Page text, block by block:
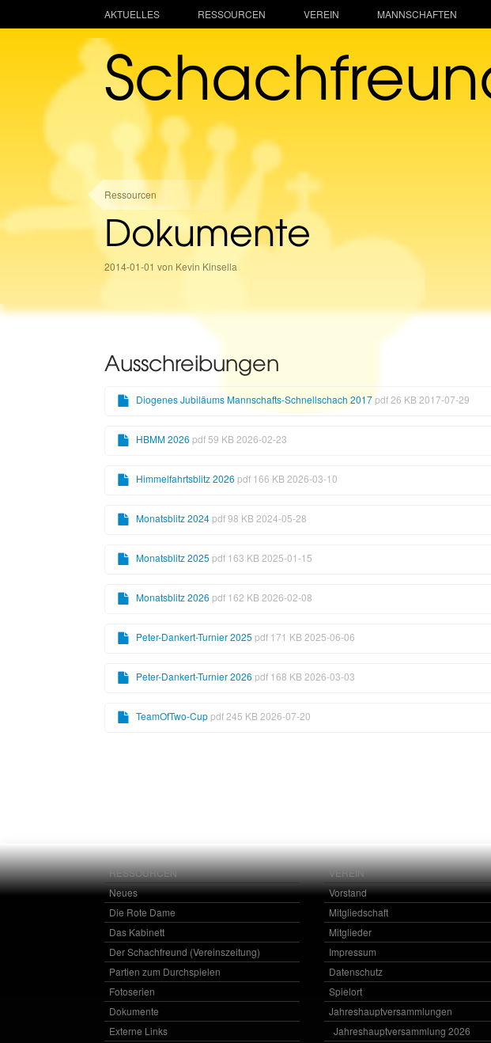
AKTUELLES RESSOURCEN VEREIN MANNSCHAFTEN
Ressourcen
Dokumente
2014-01-01 von Kevin Kinsella
Ausschreibungen
Diogenes Jubiläums Mannschafts-Schnellschach 2017pdf 26 KB 2017-07-29
HBMM 2026 pdf 59 KB 2026-02-23
Himmelfahrtsblitz 2026 pdf 166 KB 2026-03-10
Monatsblitz 2024 pdf 98 KB 2024-05-28
Monatsblitz 2025 pdf 163 KB 2025-01-15
Monatsblitz 2026 pdf 162 KB 2026-02-08
Peter-Dankert-Turnier 2025 pdf 171 KB 2025-06-06
Peter-Dankert-Turnier 2026 pdf 168 KB 2026-03-03
TeamOfTwo-Cup pdf 245 KB 2026-07-20
RESSOURCEN
Neues
Die Rote Dame
Das Kabinett
Der Schachfreund (Vereinszeitung)
Partien zum Durchspielen
Fotoserien
Dokumente
Externe Links
VEREIN
Vorstand
Mitgliedschaft
Mitglieder
Impressum
Datenschutz
Spielort
Jahreshauptversammlungen
Jahreshauptversammlung 2026